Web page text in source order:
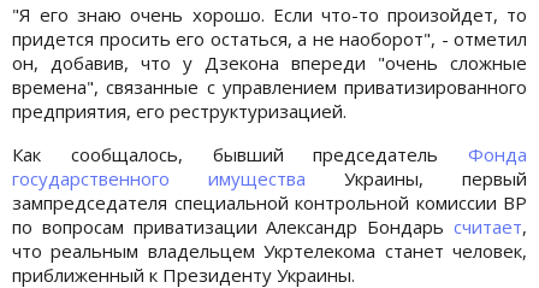
"Я его знаю очень хорошо. Если что-то произойдет, то
придется просить его остаться, а не наоборот", - отметил
он, добавив, что у Дзекона впереди "очень сложные
времена", связанные с управлением приватизированного
предприятия, его реструктуризацией.
Как сообщалось, бывший председатель Фонда
государственного имущества Украины, первый
зампредседателя специальной контрольной комиссии ВР
по вопросам приватизации Александр Бондарь считает,
что реальным владельцем Укртелекома станет человек,
приближенный к Президенту Украины.